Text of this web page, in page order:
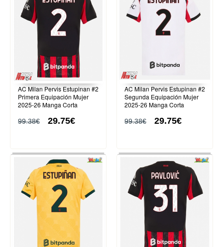
AC Milan Pervis Estupinan #2
Primera Equipación Mujer
2025-26 Manga Corta
99.38€ 29.75€
AC Milan Pervis Estupinan #2
Segunda Equipación Mujer
2025-26 Manga Corta
99.38€ 29.75€